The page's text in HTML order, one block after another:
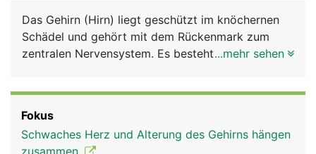
News
Rubriken
Das Gehirn (Hirn) liegt geschützt im knöchernen
Schädel und gehört mit dem Rückenmark zum
zentralen Nervensystem. Es besteht grob aus
(Sinneseindrücke) zusammen, werden verarbeitet
und lösen entsprechende Reaktionen aus.
...mehr sehen
Fokus
Schwaches Herz und Alterung des Gehirns hängen
zusammen